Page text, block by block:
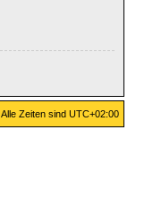
Alle Zeiten sind UTC+02:00